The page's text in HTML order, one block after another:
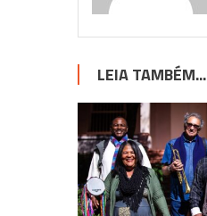
LEIA TAMBÉM...